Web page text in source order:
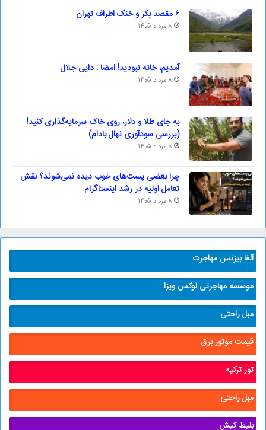
۶ مقصد بکر و خنک اطراف تهران
8 مرداد 1405
آمدیم، خانه نبودید! امضا : دایی جلال
8 مرداد 1405
به جای طلا و دلار، روی خاک سرمایه‌گذاری کنید!
(بررسی سودآوری نهال بادام)
8 مرداد 1405
چرا بعضی پست‌های خوب دیده نمی‌شوند؟ نقش
تعامل اولیه در رشد اینستاگرام
8 مرداد 1405
آلفا بیزنس مهاجرت
موسسه مهاجرتی لوکس ویزا
مبل راحتی
قیمت موتور برق
تور ترکیه
مبل راحتی
بلیط کیش